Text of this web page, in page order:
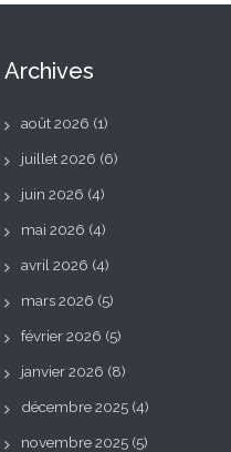
Archives
août 2026 (1)
juillet 2026 (6)
juin 2026 (4)
mai 2026 (4)
avril 2026 (4)
mars 2026 (5)
février 2026 (5)
janvier 2026 (8)
décembre 2025 (4)
novembre 2025 (5)